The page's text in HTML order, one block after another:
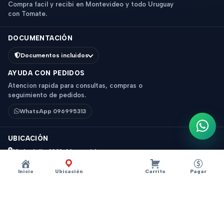
Inicio Ubicación Carrito Pagar
Compra facil y recibi en Montevideo y todo Uruguay
con Tomate.
DOCUMENTACIÓN
Documentos incluidos
AYUDA CON PEDIDOS
Atencion rapida para consultas, compras o
seguimiento de pedidos.
WhatsApp 096995313
UBICACIÓN
18 de Julio 1831, Montevideo
Horario: 9 a 18 hs